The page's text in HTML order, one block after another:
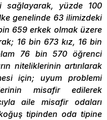
sağlayarak, yüzde 100
genelinde 63 ilimizdeki
659 erkek olmak üzere
16 bin 673 kız, 16 bin
76 bin 570 öğrenci
niteliklerinin artırılarak
için; uyum problemi
misafir edilerek
aile misafir odaları
tipinden oda tipine